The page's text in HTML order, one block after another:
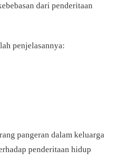
dari penderitaan
penjelasannya:
pangeran dalam keluarga
penderitaan hidup